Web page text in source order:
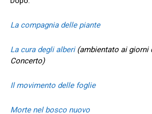
La compagnia delle piante
La cura degli alberi(ambientato ai giorni
Concerto)
Il movimento delle foglie
Morte nel bosco nuovo